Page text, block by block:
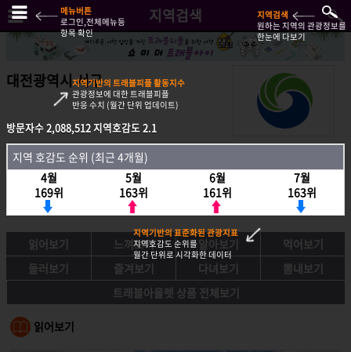
지역검색
대전광역시 서구
방문자수2,088,512지역호감도2.1
지역호감도 순위 (최근 4개월)
4월
169위
5월
163위
6월
161위
7월
163위
읽어보기 느껴보기 알아보기
먹어보기
둘러보기
즐겨보기 다녀보기
뽐내보기
트래블아울렛 상품 전체보기
읽어보기
방문자수2,088,512지역호감도2.1
지역 호감도 순위 (최근 4개월)
4월
169위
5월
163위
6월
161위
7월
163위
메뉴버튼
로그인,전체메뉴등
항목 확인
지역검색
원하는 지역의 관광정보를
한눈에 다보기
지역기반의 트래블피플 활동지수
관광정보에 대한 트래블피플
반응 수치 (월간 단위 업데이트)
지역기반의 표준화된 관광지표
지역호감도 순위를
월간 단위로 시각화한 데이터